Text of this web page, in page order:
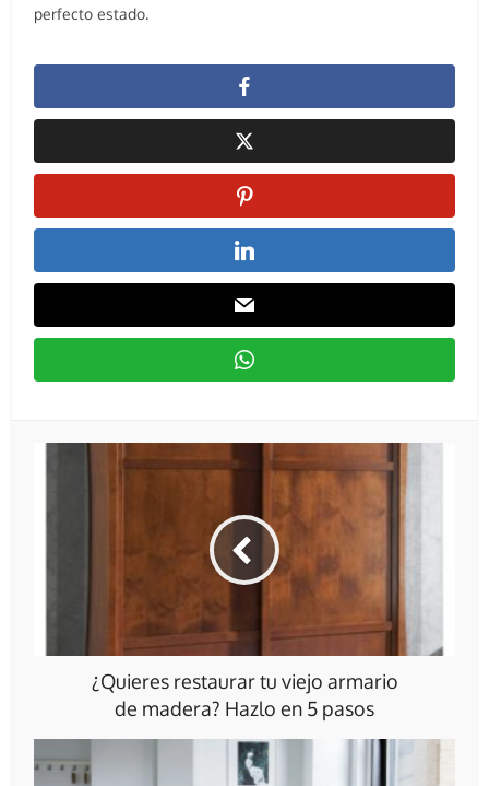
perfecto estado.
¿Quieres restaurar tu viejo armario
de madera? Hazlo en 5 pasos